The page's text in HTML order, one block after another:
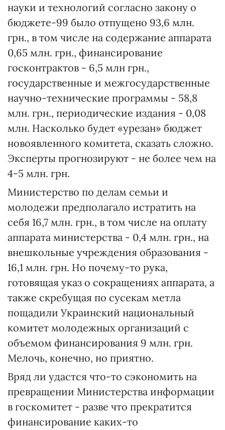
науки и технологий согласно закону о
бюджете-99 было отпущено 93,6 млн.
грн., в том числе на содержание аппарата
0,65 млн. грн., финансирование
госконтрактов - 6,5 млн грн.,
государственные и межгосударственные
научно-технические программы - 58,8
млн. грн., периодические издания - 0,08
млн. Насколько будет «урезан» бюджет
новоявленного комитета, сказать сложно.
Эксперты прогнозируют - не более чем на
4-5 млн. грн.
Министерство по делам семьи и
молодежи предполагало истратить на
себя 16,7 млн. грн., в том числе на оплату
аппарата министерства - 0,4 млн. грн., на
внешкольные учреждения образования -
16,1 млн. грн. Но почему-то рука,
готовящая указ о сокращениях аппарата, а
также скребущая по сусекам метла
пощадили Украинский национальный
комитет молодежных организаций с
объемом финансирования 9 млн. грн.
Мелочь, конечно, но приятно.
Вряд ли удастся что-то сэкономить на
превращении Министерства информации
в госкомитет - разве что прекратится
финансирование каких-то